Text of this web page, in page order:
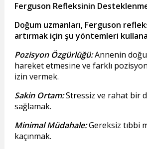
Ferguson Refleksinin
Doğum uzmanları, Ferguson
artırmak için şu yöntemleri
Pozisyon Özgürlüğü:Annenin
hareket etmesine ve farklı
izin vermek.
Sakin Ortam:Stressiz ve rahat bir
sağlamak.
Minimal Müdahale:Gereksiz tıbbi
kaçınmak.